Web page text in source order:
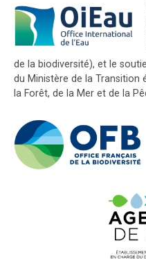
de la biodiversité), et le
du Ministère de la Transition
la Forêt, de la Mer et de la